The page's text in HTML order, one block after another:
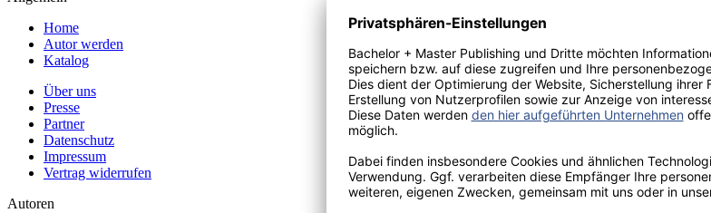
Home
Autor werden
Katalog
Über uns
Presse
Partner
Datenschutz
Impressum
Vertrag widerrufen
Autoren